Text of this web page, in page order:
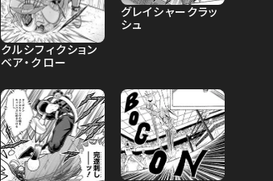
クルシフィクション
ベア・クロー
グレイシャークラッ
シュ